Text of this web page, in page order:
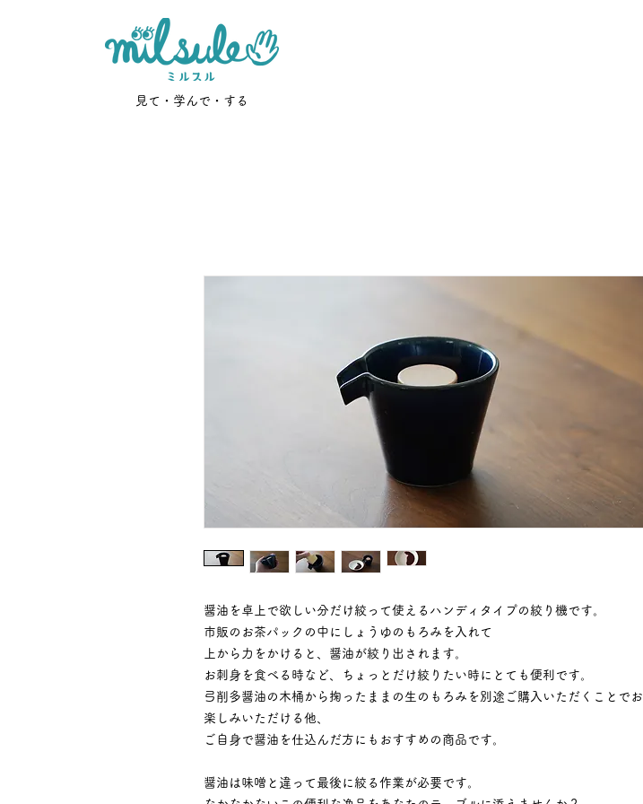
見て・学んで・する
醤油を卓上で欲しい分だけ絞って使えるハンディタイプの絞り機です。
市販のお茶パックの中にしょうゆのもろみを入れて
上から力をかけると、醤油が絞り出されます。
お刺身を食べる時など、ちょっとだけ絞りたい時にとても便利です。
弓削多醤油の木桶から掬ったままの生のもろみを別途ご購入いただくことでお
楽しみいただける他、
ご自身で醤油を仕込んだ方にもおすすめの商品です。
醤油は味噌と違って最後に絞る作業が必要です。